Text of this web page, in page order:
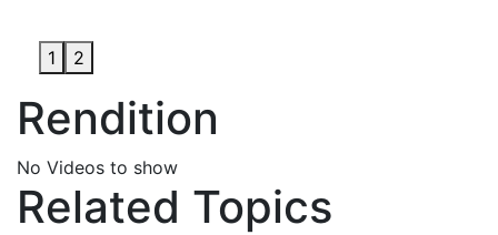
1 2
Rendition
No Videos to show
Related Topics